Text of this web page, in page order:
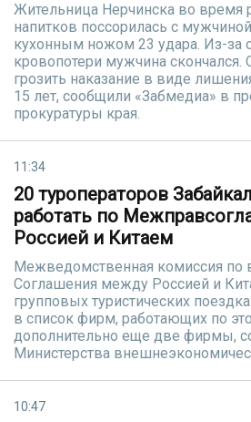
Жительница Нерчинска во время
напитков поссорилась с
кухонным ножом 23 удара. Из-за
кровопотери мужчина
грозить наказание в виде
15 лет, сообщили «Забмедиа» в
прокуратуры края.
11:34
20 туроператоров
работать по
Россией и Китаем
Межведомственная комиссия по
Соглашения между Россией и
групповых туристических
в список фирм, работающих по
дополнительно еще две фирмы,
Министерства
10:47